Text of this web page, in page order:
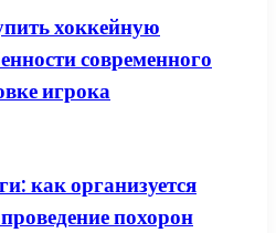
хоккейную
современного
игрока
как организуется
похорон